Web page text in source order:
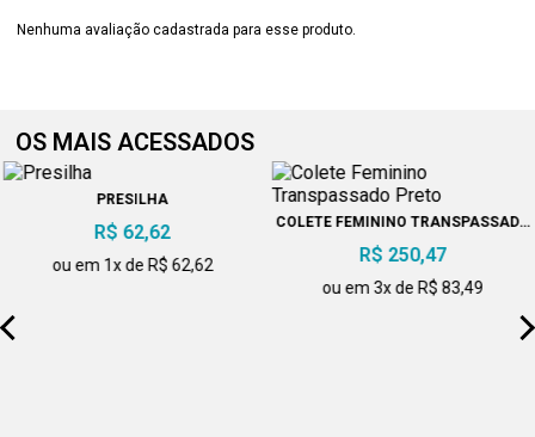
Nenhuma avaliação cadastrada para esse produto.
OS MAIS ACESSADOS
PRESILHA
R$ 62,62
ou em 1x de R$ 62,62
COLETE FEMININO TRANSPASSADO
PRETO
R$ 250,47
ou em 3x de R$ 83,49